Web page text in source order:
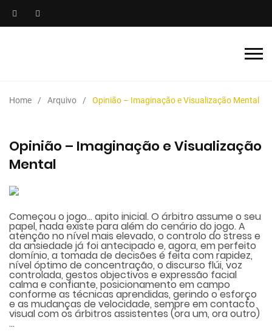
Home Arquivo Opinião – Imaginação e Visualização Mental
Opinião – Imaginação e Visualização
Mental
Começou o jogo… apito inicial. O árbitro assume o seu
papel, nada existe para além do cenário do jogo. A
atenção no nível mais elevado, o controlo do stress e
da ansiedade já foi antecipado e, agora, em perfeito
domínio, a tomada de decisões é feita com rapidez,
nível óptimo de concentração, o discurso flúi, voz
controlada, gestos objectivos e expressão facial
calma e confiante, posicionamento em campo
conforme as técnicas aprendidas, gerindo o esforço
e as mudanças de velocidade, sempre em contacto
visual com os árbitros assistentes (ora um, ora outro)
…